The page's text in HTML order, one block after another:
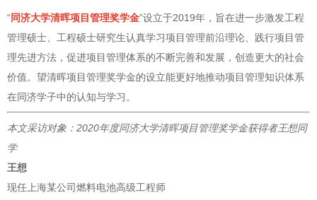
“同济大学清晖项目管理奖学金”设立于2019年，旨在进一步激发工程
管理硕士、工程硕士研究生认真学习项目管理前沿理论、践行项目管
理先进方法，促进项目管理体系的不断完善和发展，创造更大的社会
价值。望清晖项目管理奖学金的设立能更好地推动项目管理知识体系
在同济学子中的认知与学习。
本文采访对象：2020年度同济大学清晖项目管理奖学金获得者王想同
学
王想
现任上海某公司燃料电池高级工程师